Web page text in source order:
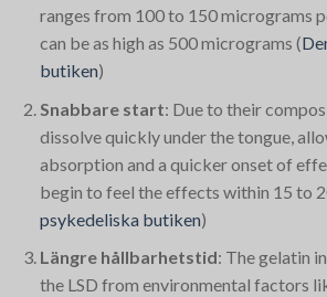
ranges from 100 to 150 micrograms
can be as high as 500 micrograms​ (
butiken)
Snabbare start: Due to their
dissolve quickly under the tongue,
absorption and a quicker onset of
begin to feel the effects within 15 to
psykedeliska butiken)
Längre hållbarhetstid: The gelatin
the LSD from environmental factors